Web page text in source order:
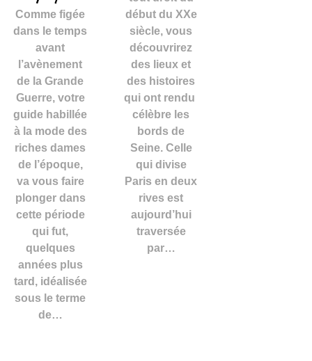
Comme figée
dans le temps
avant
l’avènement
de la Grande
Guerre, votre
guide habillée
à la mode des
riches dames
de l’époque,
va vous faire
plonger dans
cette période
qui fut,
quelques
années plus
tard, idéalisée
sous le terme
de…
début du XXe
siècle, vous
découvrirez
des lieux et
des histoires
qui ont rendu
célèbre les
bords de
Seine. Celle
qui divise
Paris en deux
rives est
aujourd’hui
traversée
par…